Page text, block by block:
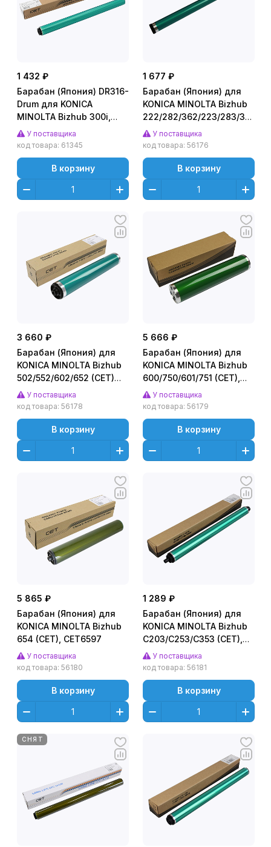
1 432 ₽
Барабан (Япония) DR316-
Drum для KONICA
MINOLTA Bizhub 300i,
Bizhub C250i/C300i/C360i
(CET), 200000 стр.,
У поставщика
код товара: 61345
В корзину
1 677 ₽
Барабан (Япония) для
KONICA MINOLTA Bizhub
222/282/362/223/283/363/
(CET), 120000 стр.,
CET7075
У поставщика
код товара: 56176
В корзину
3 660 ₽
Барабан (Япония) для
KONICA MINOLTA Bizhub
502/552/602/652 (CET)
Черный (Black), 250000
стр., CET9005N
У поставщика
код товара: 56178
В корзину
5 666 ₽
Барабан (Япония) для
KONICA MINOLTA Bizhub
600/750/601/751 (CET),
400000 стр., CET7074
У поставщика
код товара: 56179
В корзину
5 865 ₽
Барабан (Япония) для
KONICA MINOLTA Bizhub
654 (CET), CET6597
У поставщика
код товара: 56180
В корзину
1 289 ₽
Барабан (Япония) для
KONICA MINOLTA Bizhub
C203/C253/C353 (CET),
50000 стр., CET3723
У поставщика
код товара: 56181
В корзину
СНЯТ